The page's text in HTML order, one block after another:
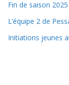
Fin de saison
L’équipe 2 de
Initiations jeunes